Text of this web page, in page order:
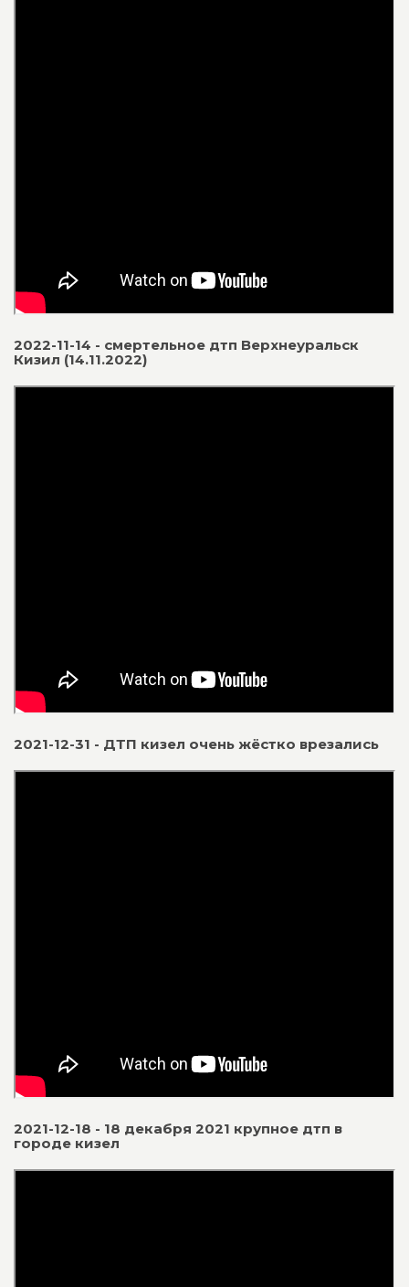
2022-11-14 - смертельное дтп Верхнеуральск
Кизил (14.11.2022)
2021-12-31 - ДТП кизел очень жёстко врезались
2021-12-18 - 18 декабря 2021 крупное дтп в
городе кизел